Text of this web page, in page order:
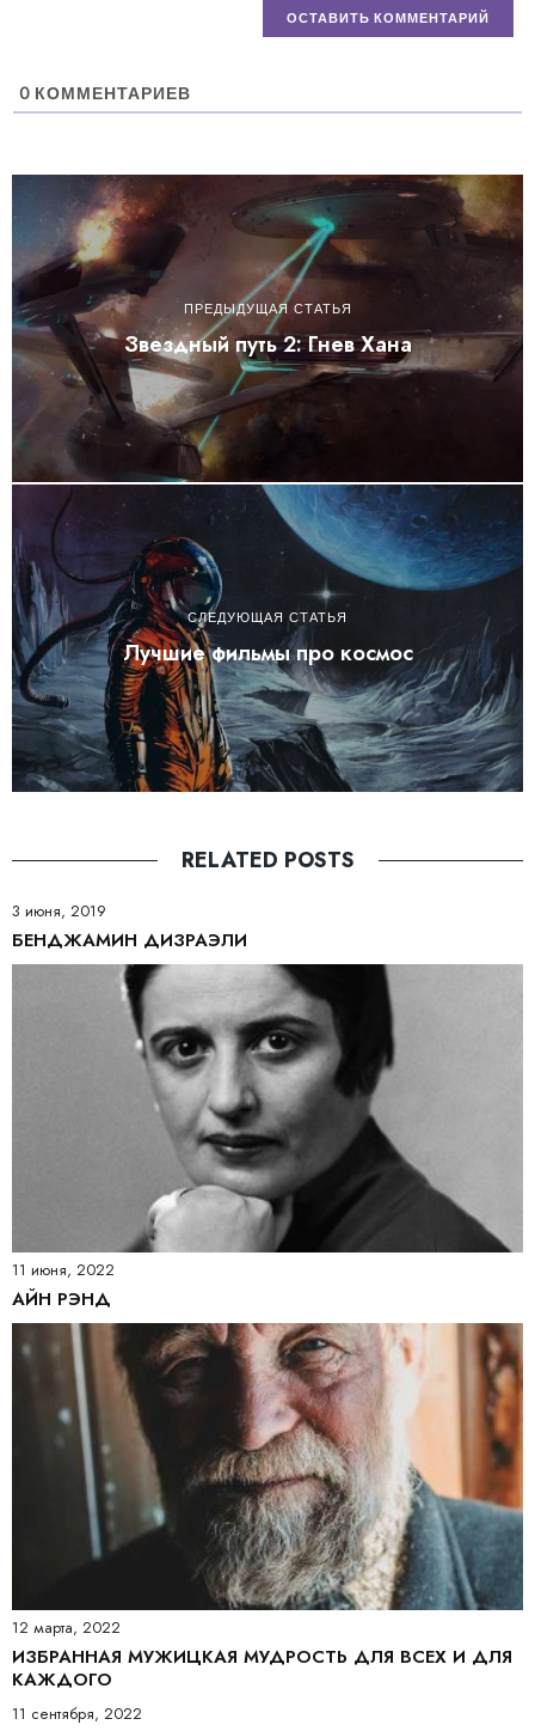
0 КОММЕНТАРИЕВ
ПРЕДЫДУЩАЯ СТАТЬЯ
Звездный путь 2: Гнев Хана
СЛЕДУЮЩАЯ СТАТЬЯ
Лучшие фильмы про космос
RELATED POSTS
3 июня, 2019
БЕНДЖАМИН ДИЗРАЭЛИ
11 июня, 2022
АЙН РЭНД
12 марта, 2022
ИЗБРАННАЯ МУЖИЦКАЯ МУДРОСТЬ ДЛЯ ВСЕХ И ДЛЯ
КАЖДОГО
11 сентября, 2022